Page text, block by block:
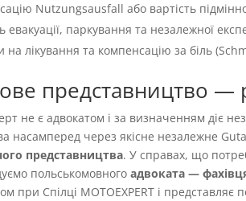
Nutzungsausfall або вартість
евакуації, паркування та незалежної
на лікування та компенсацію за біль
представництво —
не є адвокатом і за визначенням діє
насамперед через якісне незалежне
представництва. У справах, що
польськомовногоадвоката —
при Спілці MOTOEXPERT і